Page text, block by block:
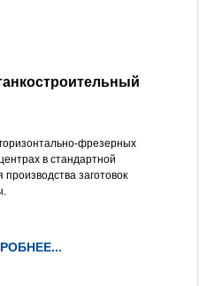
фрезерных
в стандартной
заготовок